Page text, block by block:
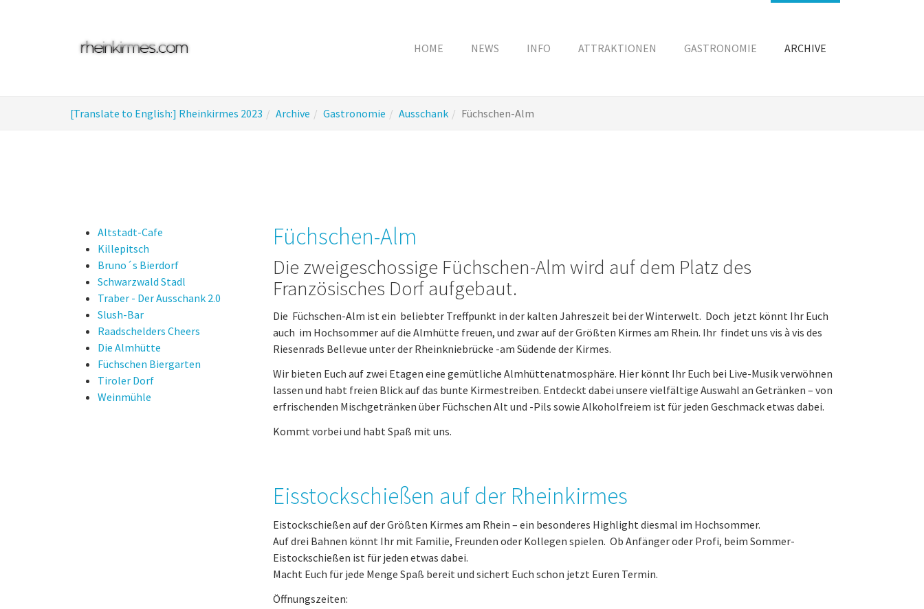
HOME NEWS INFO ATTRAKTIONEN GASTRONOMIE ARCHIVE
are
[Translate to English:] Rheinkirmes 2023 Archive Gastronomie Ausschank Füchschen-Alm
Altstadt-Cafe
Killepitsch
Bruno´s Bierdorf
Schwarzwald Stadl
Traber - Der Ausschank 2.0
Slush-Bar
Raadschelders Cheers
Die Almhütte
Füchschen Biergarten
Tiroler Dorf
Weinmühle
Füchschen-Alm
Die zweigeschossige Füchschen-Alm wird auf dem Platz des
Französisches Dorf aufgebaut.
Die Füchschen-Alm ist ein beliebter Treffpunkt in der kalten Jahreszeit bei der Winterwelt. Doch jetzt könnt Ihr Euch
auch im Hochsommer auf die Almhütte freuen, und zwar auf der Größten Kirmes am Rhein. Ihr findet uns vis à vis des
Riesenrads Bellevue unter der Rheinkniebrücke -am Südende der Kirmes.
Wir bieten Euch auf zwei Etagen eine gemütliche Almhüttenatmosphäre. Hier könnt Ihr Euch bei Live-Musik verwöhnen
lassen und habt freien Blick auf das bunte Kirmestreiben. Entdeckt dabei unsere vielfältige Auswahl an Getränken – von
erfrischenden Mischgetränken über Füchschen Alt und -Pils sowie Alkoholfreiem ist für jeden Geschmack etwas dabei.
Kommt vorbei und habt Spaß mit uns.
Eisstockschießen auf der Rheinkirmes
Eistockschießen auf der Größten Kirmes am Rhein – ein besonderes Highlight diesmal im Hochsommer.
Auf drei Bahnen könnt Ihr mit Familie, Freunden oder Kollegen spielen. Ob Anfänger oder Profi, beim Sommer-
Eistockschießen ist für jeden etwas dabei.
Macht Euch für jede Menge Spaß bereit und sichert Euch schon jetzt Euren Termin.
Öffnungszeiten: